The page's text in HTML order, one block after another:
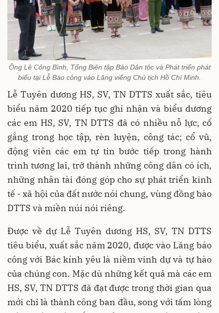
Ông Lê Công Bình, Tổng Biên tập Báo Dân tộc và Phát triển phát
biểu tại Lễ Báo công vào Lăng viếng Chủ tịch Hồ Chí Minh.
Lễ Tuyên dương HS, SV, TN DTTS xuất sắc, tiêu
biểu năm 2020 tiếp tục ghi nhận và biểu dương
các em HS, SV, TN DTTS đã có nhiều nỗ lực, cố
gắng trong học tập, rèn luyện, công tác; cổ vũ,
động viên các em tự tin bước tiếp trong hành
trình tương lai, trở thành những công dân có ích,
những nhân tài đóng góp cho sự phát triển kinh
tế - xã hội của đất nước nói chung, vùng đồng bào
DTTS và miền núi nói riêng.
Được về dự Lễ Tuyên dương HS, SV, TN DTTS
tiêu biểu, xuất sắc năm 2020, được vào Lăng báo
công với Bác kính yêu là niềm vinh dự và tự hào
của chúng con. Mặc dù những kết quả mà các em
HS, SV, TN DTTS đã đạt được trong thời gian qua
mới chỉ là thành công ban đầu, song với tấm lòng